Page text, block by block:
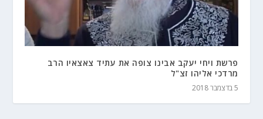
פרשת ויחי יעקב אבינו צופה את עתיד צאצאיו הרב
מרדכי אליהו זצ"ל
5 בדצמבר 2018